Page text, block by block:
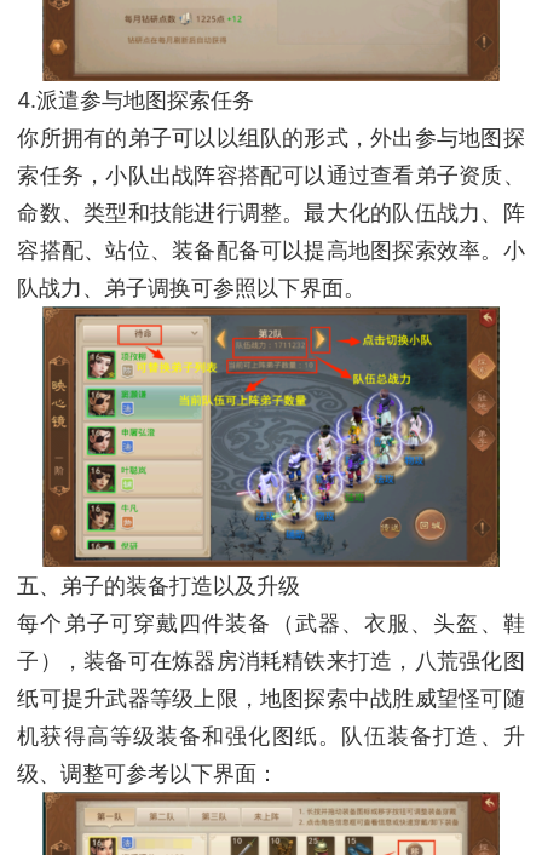
4.派遣参与地图探索任务
你所拥有的弟子可以以组队的形式，外出参与地图探
索任务，小队出战阵容搭配可以通过查看弟子资质、
命数、类型和技能进行调整。最大化的队伍战力、阵
容搭配、站位、装备配备可以提高地图探索效率。小
队战力、弟子调换可参照以下界面。
五、弟子的装备打造以及升级
每个弟子可穿戴四件装备（武器、衣服、头盔、鞋
子），装备可在炼器房消耗精铁来打造，八荒强化图
纸可提升武器等级上限，地图探索中战胜威望怪可随
机获得高等级装备和强化图纸。队伍装备打造、升
级、调整可参考以下界面：